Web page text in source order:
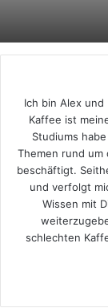
Ich bin Alex
Kaffee ist
Studiums
Themen rund
beschäftigt.
und verfolgt
Wissen mit
schlechten